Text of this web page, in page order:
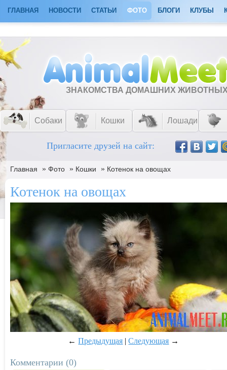
ГЛАВНАЯ НОВОСТИ СТАТЬИ ФОТО БЛОГИ КЛУБЫ
ЗНАКОМСТВА ДОМАШНИХ
Собаки Кошки Лошади
Пригласите друзей на сайт:
Главная » Фото » Кошки » Котенок на овощах
Котенок на овощах
←Предыдущая |Следующая →
Комментарии (0)